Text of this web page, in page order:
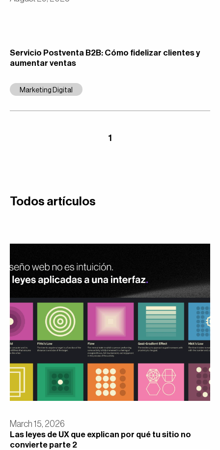
Servicio Postventa B2B: Cómo fidelizar clientes y
aumentar ventas
Marketing Digital
1
Todos artículos
March 15, 2026
Las leyes de UX que explican por qué tu sitio no
convierte parte 2